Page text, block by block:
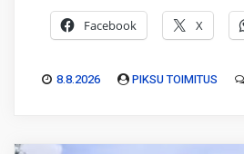
Facebook X
8.8.2026 PIKSU TOIMITUS